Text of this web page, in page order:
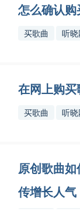
怎么确认
买歌曲 听晓
在网上购
买歌曲 听晓
原创歌曲
传增长人气